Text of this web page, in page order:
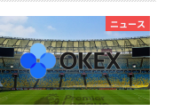
ニュース